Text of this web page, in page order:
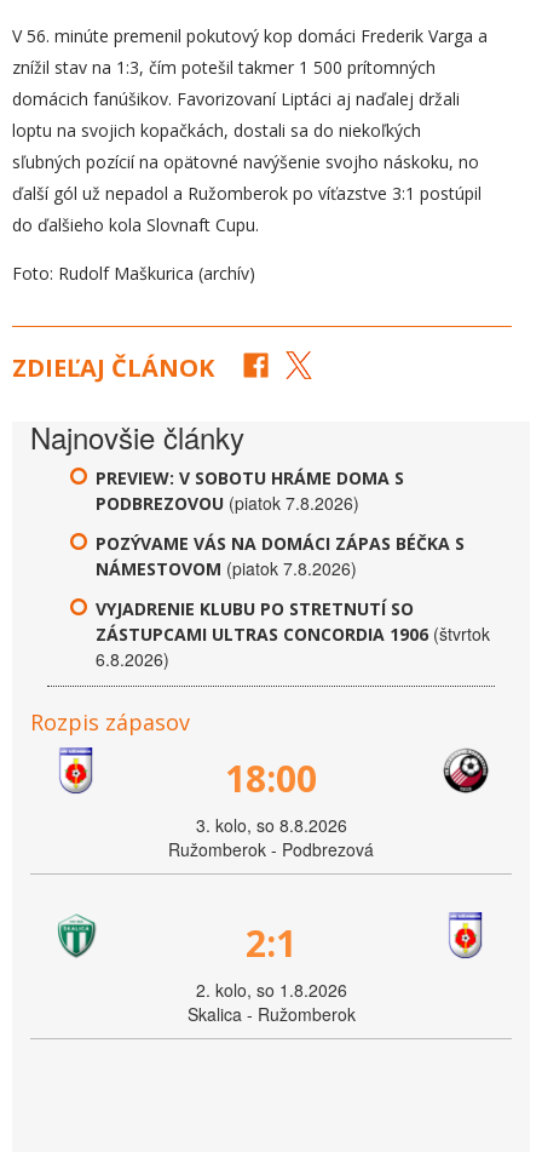
V 56. minúte premenil pokutový kop domáci Frederik Varga a
znížil stav na 1:3, čím potešil takmer 1 500 prítomných
domácich fanúšikov. Favorizovaní Liptáci aj naďalej držali
loptu na svojich kopačkách, dostali sa do niekoľkých
sľubných pozícií na opätovné navýšenie svojho náskoku, no
ďalší gól už nepadol a Ružomberok po víťazstve 3:1 postúpil
do ďalšieho kola Slovnaft Cupu.
Foto: Rudolf Maškurica (archív)
ZDIEĽAJ ČLÁNOK
Najnovšie články
PREVIEW: V SOBOTU HRÁME DOMA S
PODBREZOVOU (piatok 7.8.2026)
POZÝVAME VÁS NA DOMÁCI ZÁPAS BÉČKA S
NÁMESTOVOM (piatok 7.8.2026)
VYJADRENIE KLUBU PO STRETNUTÍ SO
ZÁSTUPCAMI ULTRAS CONCORDIA 1906 (štvrtok
6.8.2026)
Rozpis zápasov
18:00
3. kolo, so 8.8.2026
Ružomberok - Podbrezová
2:1
2. kolo, so 1.8.2026
Skalica - Ružomberok